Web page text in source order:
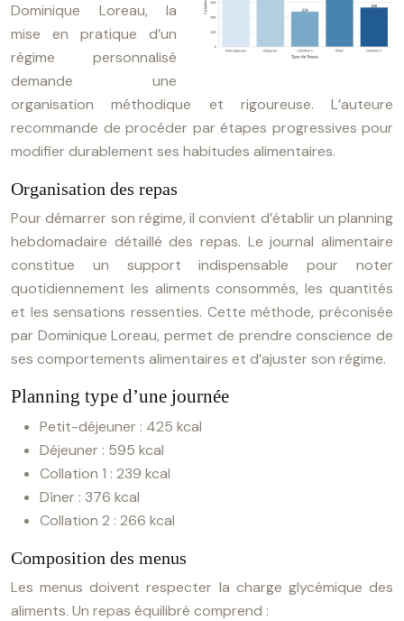
Dominique Loreau, la
mise en pratique d’un
régime personnalisé
demande une
organisation méthodique et rigoureuse. L’auteure
recommande de procéder par étapes progressives pour
modifier durablement ses habitudes alimentaires.
Organisation des repas
Pour démarrer son régime, il convient d’établir un planning
hebdomadaire détaillé des repas. Le journal alimentaire
constitue un support indispensable pour noter
quotidiennement les aliments consommés, les quantités
et les sensations ressenties. Cette méthode, préconisée
par Dominique Loreau, permet de prendre conscience de
ses comportements alimentaires et d’ajuster son régime.
Planning type d’une journée
Petit-déjeuner : 425 kcal
Déjeuner : 595 kcal
Collation 1 : 239 kcal
Dîner : 376 kcal
Collation 2 : 266 kcal
Composition des menus
Les menus doivent respecter la charge glycémique des
aliments. Un repas équilibré comprend :